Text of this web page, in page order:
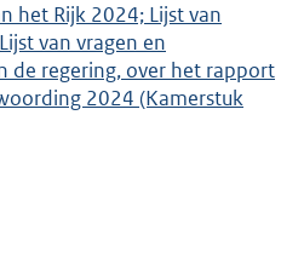
het Rijk 2024; Lijst van
van vragen en
de regering, over het rapport
2024 (Kamerstuk